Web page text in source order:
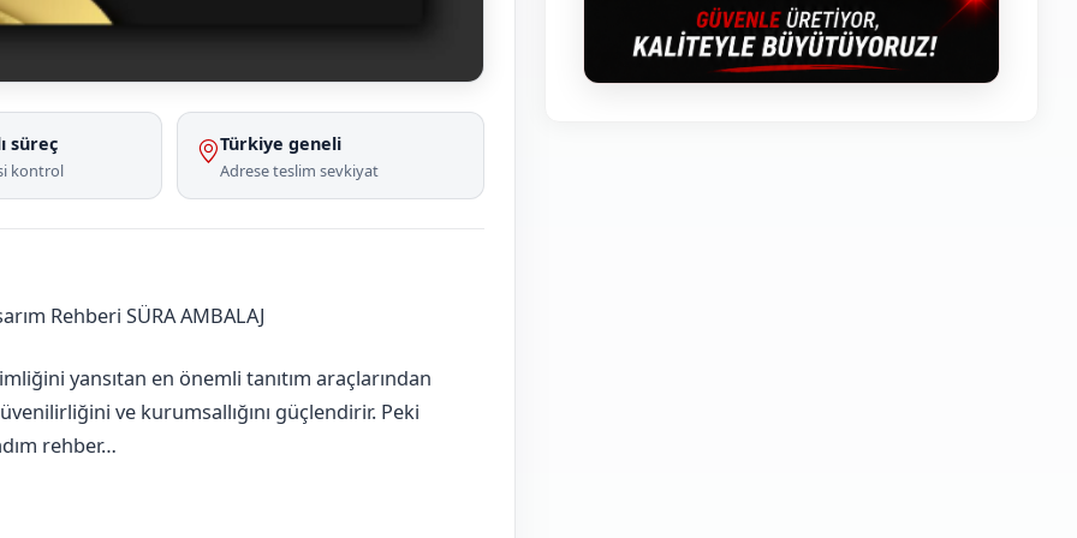
süreç
kontrol
Türkiye geneli
Adrese teslim sevkiyat
Rehberi SÜRA AMBALAJ
yansıtan en önemli tanıtım araçlarından
ve kurumsallığını güçlendirir. Peki
rehber…